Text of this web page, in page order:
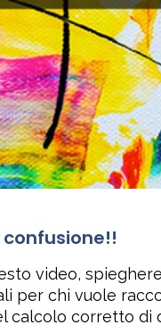
video,
per chi vuole
calcolo corretto di